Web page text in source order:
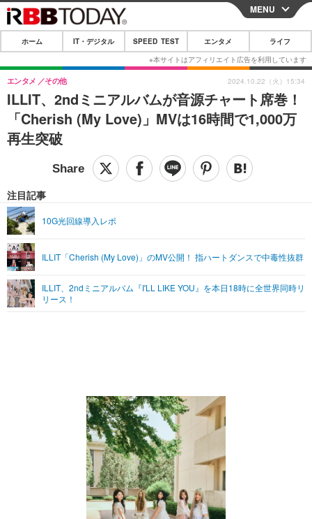
CLOSE
ホーム
IT・デジタル
IT・デジタルTOP スマートフォン
ネタ
ショッピング その他
SPEED TEST
エンタメ
エンタメTOP 映画・ドラマ
音楽
ペット
リリース一覧
プッシュ通知の停止方法
MENU
ホーム IT・デジタル SPEED TEST エンタメ ライフ
ILLIT、2ndミニアルバムが音源チャート席巻！
「Cherish (My Love)」MVは16時間で1,000万
再生突破
エンタメ その他
注目記事
10G光回線導入レポ
ILLIT「Cherish (My Love)」のMV公開！ 指ハートダンスで中毒性抜群
ILLIT、2ndミニアルバム『I'LL LIKE YOU』を本日18時に全世界同時リ
リース！
2024.10.22（火）15:34